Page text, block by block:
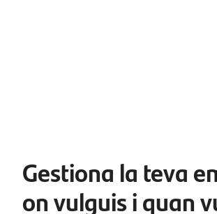
Gestiona la teva
on vulguis i quan